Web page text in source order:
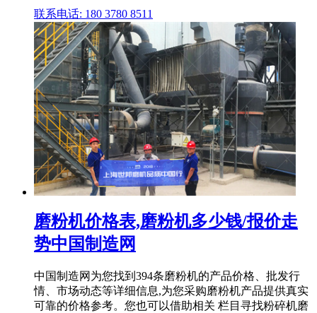
联系电话: 180 3780 8511
磨粉机价格表,磨粉机多少钱/报价走
势中国制造网
中国制造网为您找到394条磨粉机的产品价格、批发行
情、市场动态等详细信息,为您采购磨粉机产品提供真实
可靠的价格参考。您也可以借助相关 栏目寻找粉碎机磨